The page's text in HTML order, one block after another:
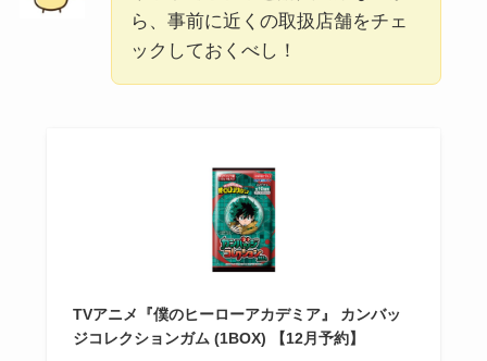
ら、事前に近くの取扱店舗をチェ
ックしておくべし！
TVアニメ『僕のヒーローアカデミア』 カンバッ
ジコレクションガム (1BOX) 【12月予約】